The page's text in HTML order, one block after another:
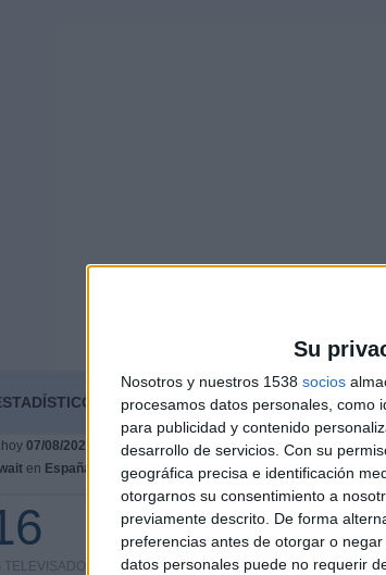
Su
Nosotros y nuestros 1538 socios
procesamos datos personales, como
para publicidad y contenido
desarrollo de servicios. Con su
geográfica precisa e identificación
otorgarnos su consentimiento a
previamente descrito. De forma
preferencias antes de otorgar o negar
datos personales puede no requerir
DEL EQUIPO KUWAIT EN
07/08/2026 y desde que esta web recoge los datos
en España , que fue el09/01/2015, podemos dar los
10 partidos en abierto
62,5%
6 partidos de pago